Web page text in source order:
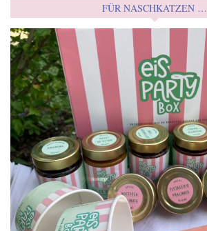
FÜR NASCHKATZEN …